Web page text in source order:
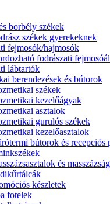
borbély székek
székek gyerekeknek
fejmosók/hajmosók
fodrászati
lábtartók
berendezések és bútorok
székek
kezelőágyak
asztalok
gurulós székek
kezelőasztalok
bútorok és recepciós
és
készletek
fotelek